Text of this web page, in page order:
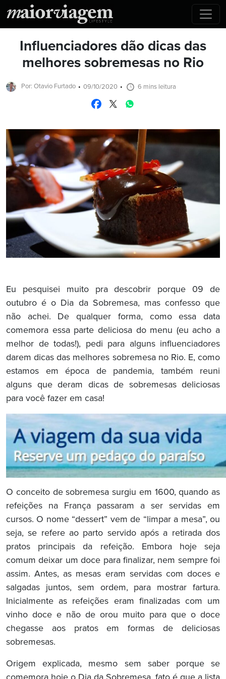
Influenciadores dão dicas das
melhores sobremesas no Rio
Por: Otavio Furtado 09/10/2020 6 mins leitura
Eu pesquisei muito pra descobrir porque 09 de
outubro é o Dia da Sobremesa, mas confesso que
não achei. De qualquer forma, como essa data
comemora essa parte deliciosa do menu (eu acho a
melhor de todas!), pedi para alguns influenciadores
darem dicas das melhores sobremesa no Rio. E, como
estamos em época de pandemia, também reuni
alguns que deram dicas de sobremesas deliciosas
para você fazer em casa!
O conceito de sobremesa surgiu em 1600, quando as
refeições na França passaram a ser servidas em
cursos. O nome “dessert” vem de “limpar a mesa”, ou
seja, se refere ao parto servido após a retirada dos
pratos principais da refeição. Embora hoje seja
comum deixar um doce para finalizar, nem sempre foi
assim. Antes, as mesas eram servidas com doces e
salgadas juntos, sem ordem, para mostrar fartura.
Inicialmente as refeições eram finalizadas com um
vinho doce e não de orou muito para que o doce
chegasse aos pratos em formas de deliciosas
sobremesas.
Origem explicada, mesmo sem saber porque se